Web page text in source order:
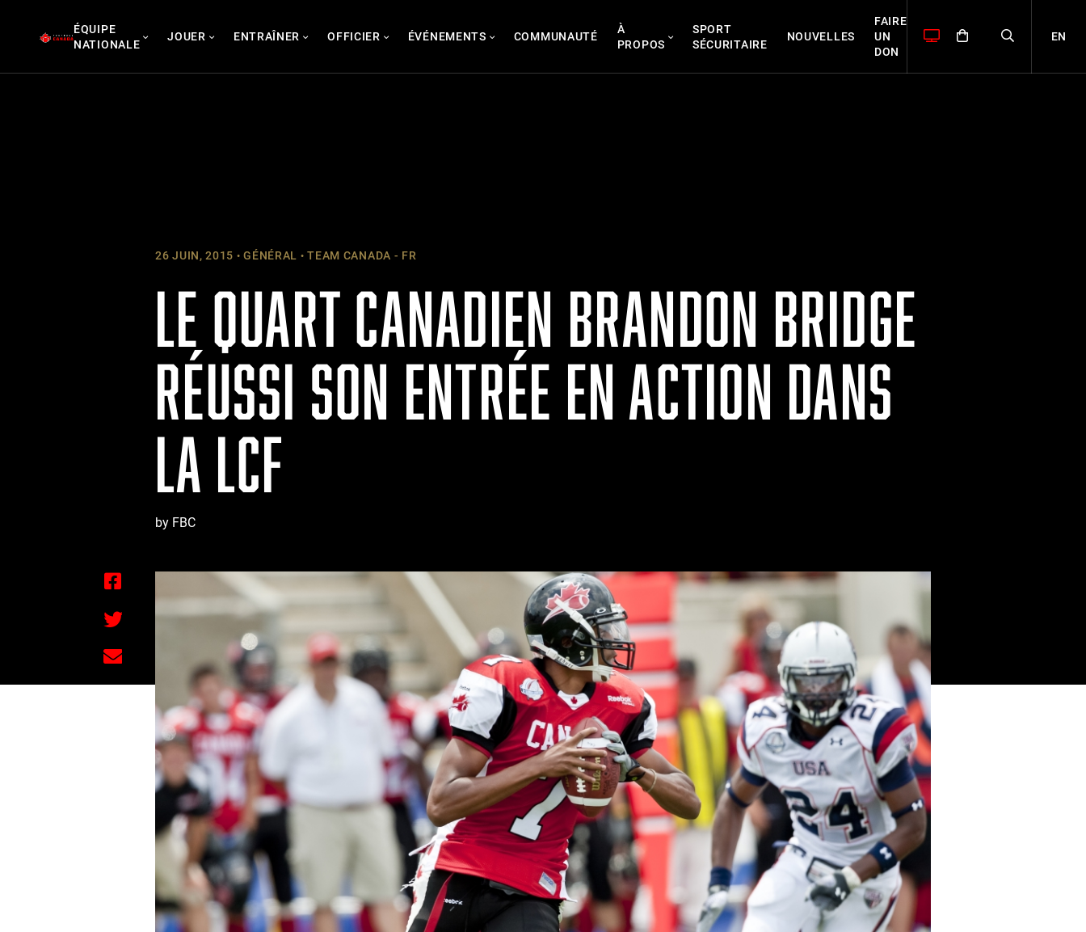
ÉQUIPE
NATIONALE
JOUER ENTRAÎNER OFFICIER ÉVÉNEMENTS COMMUNAUTÉ
À
PROPOS
SPORT
SÉCURITAIRE
NOUVELLES
FAIRE
UN
DON
EN
26 JUIN, 2015 GÉNÉRAL TEAM CANADA - FR
LE QUART CANADIEN BRANDON BRIDGE
RÉUSSI SON ENTRÉE EN ACTION DANS
LA LCF
by FBC